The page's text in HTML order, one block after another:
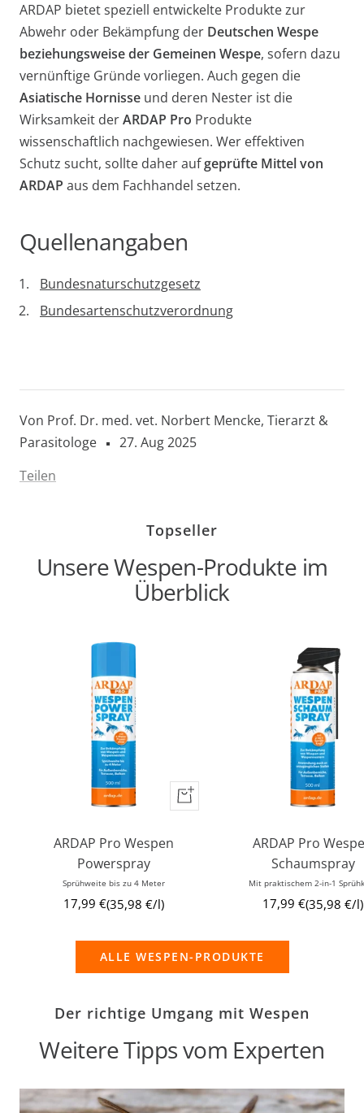
Von Prof. Dr. med. vet. Norbert Mencke, Tierarzt &
Parasitologe
27. Aug 2025
Teilen
ARDAP bietet speziell entwickelte Produkte zur
Abwehr oder Bekämpfung der Deutschen Wespe
beziehungsweise der Gemeinen Wespe, sofern dazu
vernünftige Gründe vorliegen. Auch gegen die
Asiatische Hornisse und deren Nester ist die
Wirksamkeit derARDAP Pro Produkte
wissenschaftlich nachgewiesen. Wer effektiven
Schutz sucht, sollte daher aufgeprüfte Mittel von
ARDAP aus dem Fachhandel setzen.
Quellenangaben
Bundesnaturschutzgesetz
Bundesartenschutzverordnung
Topseller
Unsere Wespen-Produkte im
Überblick
In
ARDAP Pro Wespen
Powerspray
Sprühweite bis zu 4 Meter
Angebotspreis
17,99 € 35,98 €/l
ARDAP Pro
Schaumspray
Mit praktischem 2-in-1
Angebotspreis
17,99 € 35,98 €/l
ALLE WESPEN-PRODUKTE
Der richtige Umgang mit Wespen
Weitere Tipps vom Experten